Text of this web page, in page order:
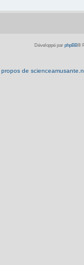
Développé par phpBB®
propos de